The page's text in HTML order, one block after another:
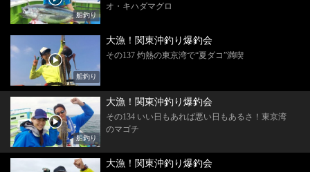
船釣り
オ・キハダマグロ
船釣り
大漁！関東沖釣り爆釣会
その137 灼熱の東京湾で“夏ダコ”満喫
船釣り
大漁！関東沖釣り爆釣会
その134 いい日もあれば悪い日もあるさ！東京湾
のマゴチ
大漁！関東沖釣り爆釣会